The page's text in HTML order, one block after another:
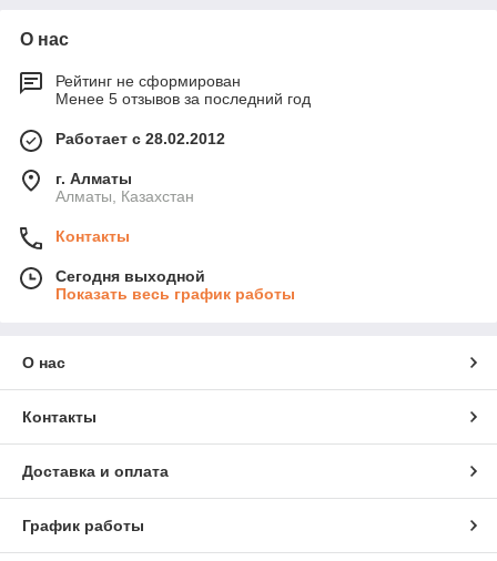
О нас
Рейтинг не сформирован
Менее 5 отзывов за последний год
Работает с 28.02.2012
г. Алматы
Алматы, Казахстан
Контакты
Сегодня выходной
Показать весь график работы
О нас
Контакты
Доставка и оплата
График работы